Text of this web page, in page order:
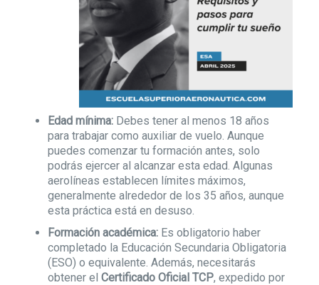
Edad mínima:Debes tener al menos 18 años
para trabajar como auxiliar de vuelo. Aunque
puedes comenzar tu formación antes, solo
podrás ejercer al alcanzar esta edad. Algunas
aerolíneas establecen límites máximos,
generalmente alrededor de los 35 años, aunque
esta práctica está en desuso.
Formación académica:Es obligatorio haber
completado la Educación Secundaria Obligatoria
(ESO) o equivalente. Además, necesitarás
obtener el Certificado Oficial TCP, expedido por